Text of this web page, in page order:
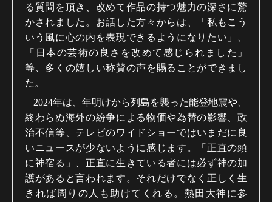
る質問を頂き、改めて作品の持つ魅力の深さに驚
かされました。お話した方々からは、「私もこう
いう風に心の内を表現できるようになりたい」、
「日本の芸術の良さを改めて感じられました」
等、多くの嬉しい称賛の声を賜ることができまし
た。
2024年は、年明けから列島を襲った能登地震や、
終わらぬ海外の紛争による物価や為替の影響、政
治不信等、テレビのワイドショーではいまだに良
いニュースが少ないように感じます。「正直の頭
に神宿る」、正直に生きている者には必ず神の加
護があると言われます。それだけでなく正しく生
きれば周りの人も助けてくれる。熱田大神に参